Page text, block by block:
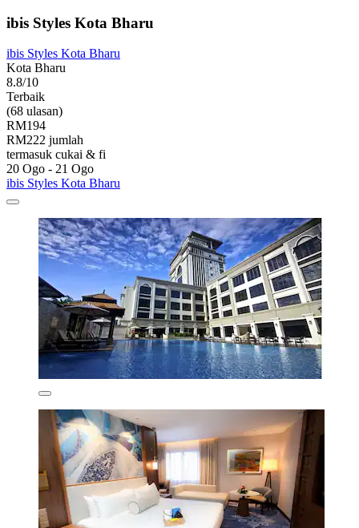
ibis Styles Kota Bharu
ibis Styles Kota Bharu
Kota Bharu
8.8/10
Terbaik
(68 ulasan)
RM194
RM222 jumlah
termasuk cukai & fi
20 Ogo - 21 Ogo
ibis Styles Kota Bharu